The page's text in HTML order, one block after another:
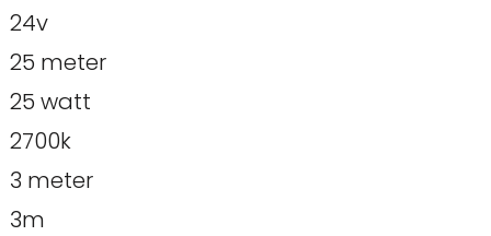
24v
25 meter
25 watt
2700k
3 meter
3m